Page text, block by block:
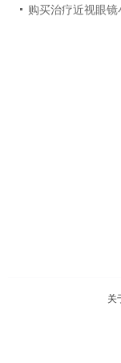
购买治疗近视眼镜
关